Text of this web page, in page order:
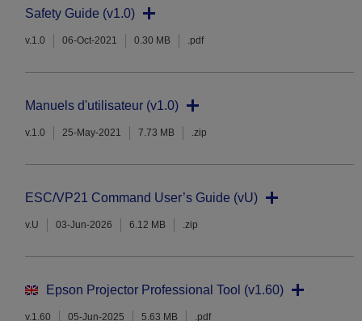
Safety Guide (v1.0)
v.1.0 06-Oct-2021 0.30 MB .pdf
Manuels d'utilisateur (v1.0)
v.1.0 25-May-2021 7.73 MB .zip
ESC/VP21 Command User’s Guide (vU)
v.U 03-Jun-2026 6.12 MB .zip
Epson Projector Professional Tool (v1.60)
v.1.60 05-Jun-2025 5.63 MB .pdf